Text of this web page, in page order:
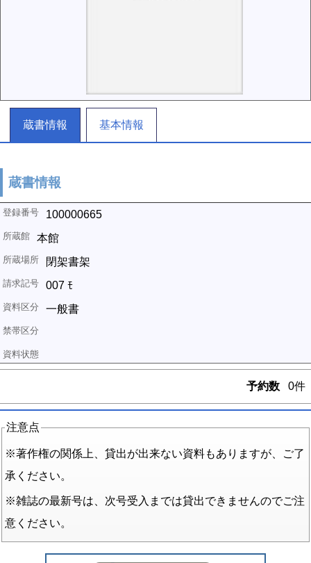
蔵書情報 基本情報
蔵書情報
100000665
本館
閉架書架
007 ﾓ
一般書
予約数 0件
注意点
※著作権の関係上、貸出が出来ない資料もありますが、ご了
承ください。
※雑誌の最新号は、次号受入までは貸出できませんのでご注
意ください。